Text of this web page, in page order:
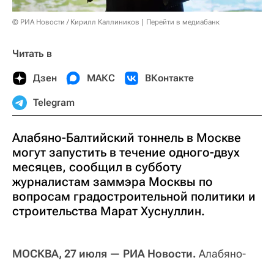
© РИА Новости / Кирилл Каллиников Перейти в медиабанк
Читать в
Дзен МАКС ВКонтакте
Telegram
Алабяно-Балтийский тоннель в Москве
могут запустить в течение одного-двух
месяцев, сообщил в субботу
журналистам заммэра Москвы по
вопросам градостроительной политики и
строительства Марат Хуснуллин.
МОСКВА, 27 июля — РИА Новости. Алабяно-